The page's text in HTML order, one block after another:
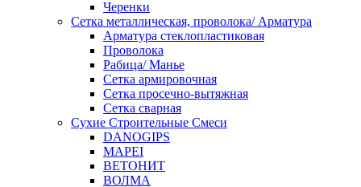
Черенки
Сетка металлическая, проволока/ Арматура
Арматура стеклопластиковая
Проволока
Рабица/ Манье
Сетка армировочная
Сетка просечно-вытяжная
Сетка сварная
Сухие Строительные Смеси
DANOGIPS
MAPEI
ВЕТОНИТ
ВОЛМА